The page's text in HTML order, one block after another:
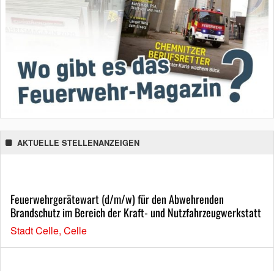
AKTUELLE STELLENANZEIGEN
Feuerwehrgerätewart (d/m/w) für den Abwehrenden
Brandschutz im Bereich der Kraft- und Nutzfahrzeugwerkstatt
Stadt Celle, Celle